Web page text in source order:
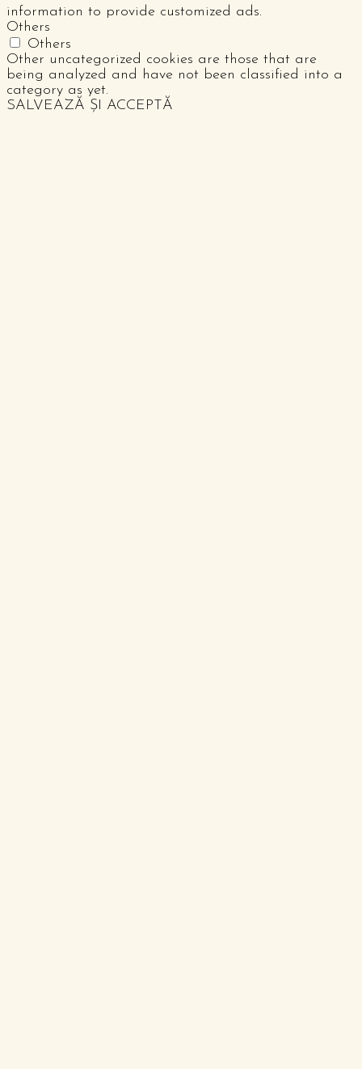
information to provide customized ads.
Others
Others
Other uncategorized cookies are those that are
being analyzed and have not been classified into a
category as yet.
SALVEAZĂ ȘI ACCEPTĂ